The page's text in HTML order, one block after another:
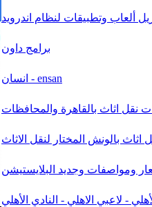
ألعاب وتطبيقات لنظام اندرويد
برامج داون
انسان - ensan
نقل اثاث بالقاهرة والمحافظات
بالونش المختار لنقل الاثاث
ومواصفات وجديد البلايستيشن
- لاعبي الاهلي - النادي الأهلي